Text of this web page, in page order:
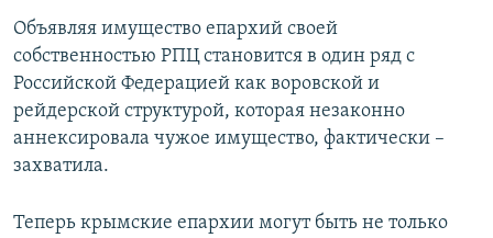
Объявляя имущество епархий своей
собственностью РПЦ становится в один ряд с
Российской Федерацией как воровской и
рейдерской структурой, которая незаконно
аннексировала чужое имущество, фактически –
захватила.
Теперь крымские епархии могут быть не только